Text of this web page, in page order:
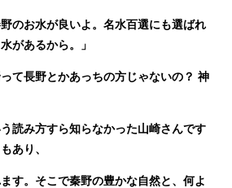
のお水が良いよ。名水百選にも選ばれ
があるから。」
て長野とかあっちの方じゃないの？ 神
読み方すら知らなかった山崎さんです
あり、
す。そこで秦野の豊かな自然と、何よ